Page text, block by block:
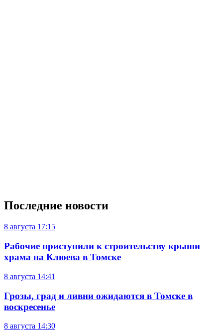
Последние новости
8 августа 17:15
Рабочие приступили к строительству крыши
храма на Клюева в Томске
8 августа 14:41
Грозы, град и ливни ожидаются в Томске в
воскресенье
8 августа 14:30